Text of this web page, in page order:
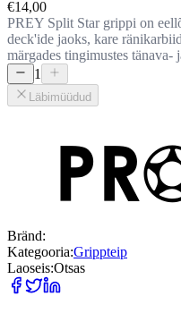
€14,00
PREY Split Star grippi on
deck'ide jaoks, kare
märgades tingimustes tänava-
1
Läbimüüdud
Bränd:
Kategooria:Grippteip
Laoseis:Otsas